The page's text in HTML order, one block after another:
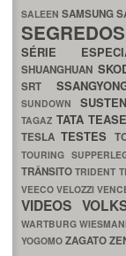
SALEENSAMSUNG
SÉRIE
SHUANGHUAN
SRT
SUNDOWN
TAGAZ TATA
TESLATESTES
TOURING
TRÂNSITOTRIDENT
VEECOVELOZZI
VIDEOS
WARTBURG
YOGOMO ZAGATO